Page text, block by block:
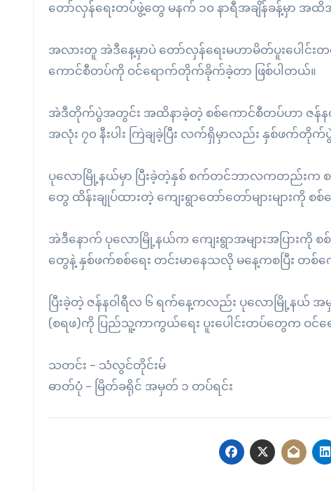
တော်လှန်ရေးတပ်ဖွဲ့တွေ မနက် ၁၀ နာရီအချိန်ခန့်မှာ
အလားတူ အဲဒီနေ့မှာပဲ တော်လှန်ရေးမဟာမိတ်ပူးပေါင်
ကောင်စီတပ်ကို ဝင်ရောက်တိုက်ခိုက်ခဲ့တာ ဖြစ်ပါတယ်။
အဲဒီတိုက်ပွဲအတွင်း အထိနာခဲ့တဲ့ စစ်ကောင်စီတပ်ဟာ ဇန်န
အလုံး ၇၀ နီးပါး ကြဲချခဲ့ပြီး လက်ရှိမှာလည်း နှစ်ဖက်တို
ပုလောမြို့နယ်မှာ ပြီးခဲ့တဲ့နှစ် စက်တင်ဘာလကတည်းက စ
တွေ ထိန်းချုပ်ထားတဲ့ ကျေးရွာတော်တော်များများကို စ
အဲဒီနောက် ပုလောမြို့နယ်က ကျေးရွာအများအပြားကို
တွေနဲ့ နှစ်ဖက်စစ်ရေး တင်းမာနေသလို မနေ့ကစပြီး တစ်က
ပြီးခဲ့တဲ့ ဇန်နဝါရီလ ၆ ရက်နေ့ကလည်း ပုလောမြို့နယ်
(စရဖ)ကို ပြည်သူ့ကာကွယ်ရေး ပူးပေါင်းတပ်တွေက ဝင်ရ
သတင်း – သံလွင်တိုင်းမ်
ဓာတ်ပုံ – မြိတ်ခရိုင် အမှတ် ၁ တပ်ရင်း